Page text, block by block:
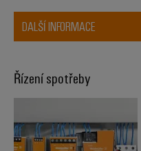
DALŠÍ INFORMACE
Řízení spotřeby